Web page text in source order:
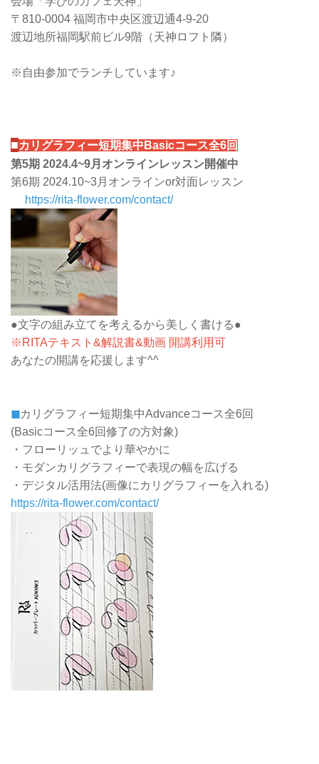
〒810-0004 福岡市中央区渡辺通4-9-20
渡辺地所福岡駅前ビル9階（天神ロフト隣）
※自由参加でランチしています♪
■カリグラフィー短期集中Basicコース全6回
第5期 2024.4~9月オンラインレッスン開催中
第6期 2024.10~3月オンラインor対面レッスン
https://rita-flower.com/contact/
●文字の組み立てを考えるから美しく書ける●
※RITAテキスト&解説書&動画 開講利用可
あなたの開講を応援します^^
◼カリグラフィー短期集中Advanceコース全6回
(Basicコース全6回修了の方対象)
・フローリッュでより華やかに
・モダンカリグラフィーで表現の幅を広げる
・デジタル活用法(画像にカリグラフィーを入れる)
https://rita-flower.com/contact/